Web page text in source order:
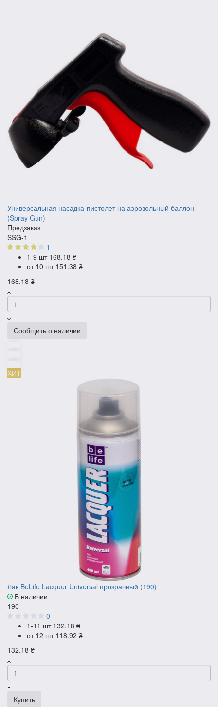
Универсальная насадка-пистолет на аэрозольный баллон
(Spray Gun)
Предзаказ
SSG-1
1
1-9 шт 168.18 ₴
от 10 шт 151.38 ₴
168.18 ₴
Сообщить о наличии
ХИТ
Лак BeLife Lacquer Universal прозрачный (190)
В наличии
190
0
1-11 шт 132.18 ₴
от 12 шт 118.92 ₴
132.18 ₴
Купить